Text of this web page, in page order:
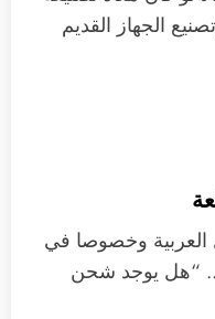
الجهاز القديم
وخصوصا في
.. “هل يوجد شحن